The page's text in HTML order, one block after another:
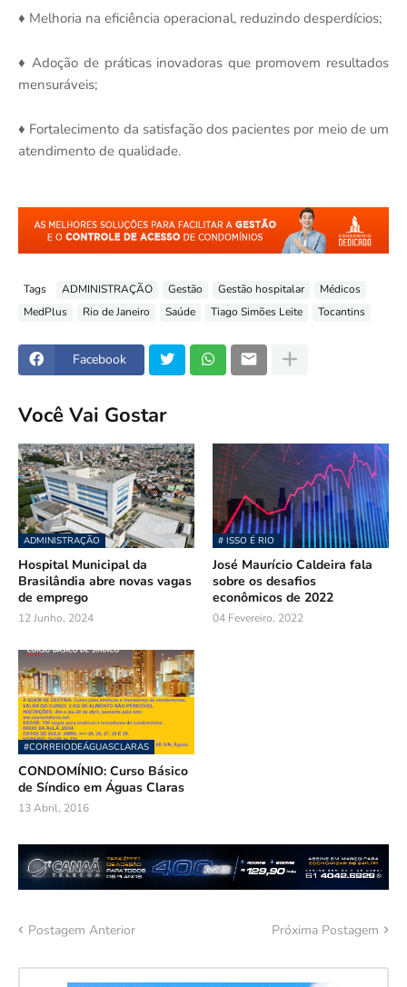
♦ Melhoria na eficiência operacional, reduzindo desperdícios;
♦ Adoção de práticas inovadoras que promovem resultados
mensuráveis;
♦ Fortalecimento da satisfação dos pacientes por meio de um
atendimento de qualidade.
Tags ADMINISTRAÇÃO Gestão Gestão hospitalar
Médicos
MedPlus
Rio de Janeiro Saúde Tiago Simões Leite Tocantins
Facebook
Você Vai Gostar
ADMINISTRAÇÃO
Hospital Municipal da
Brasilândia abre novas vagas
de emprego
12 Junho, 2024
# ISSO É RIO
José Maurício Caldeira fala
sobre os desafios
econômicos de 2022
04 Fevereiro, 2022
#CORREIODEÁGUASCLARAS
CONDOMÍNIO: Curso Básico
de Síndico em Águas Claras
13 Abril, 2016
Postagem Anterior Próxima Postagem